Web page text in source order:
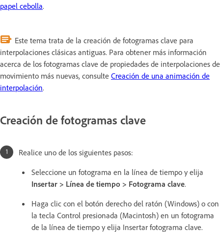
papel cebolla.
Este tema trata de la creación de fotogramas clave para
interpolaciones clásicas antiguas. Para obtener más información
acerca de los fotogramas clave de propiedades de interpolaciones de
movimiento más nuevas, consulte Creación de una animación de
interpolación.
Creación de fotogramas clave
Realice uno de los siguientes pasos:
Seleccione un fotograma en la línea de tiempo y elija
Insertar > Línea de tiempo > Fotograma clave.
Haga clic con el botón derecho del ratón (Windows) o con
la tecla Control presionada (Macintosh) en un fotograma
de la línea de tiempo y elija Insertar fotograma clave.